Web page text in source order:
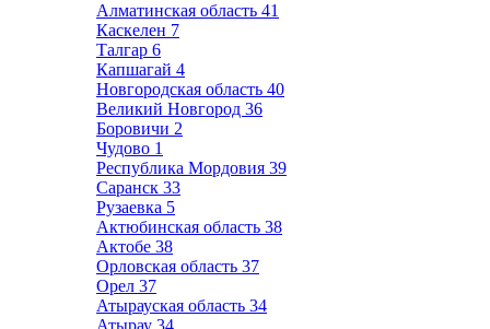
Алматинская область 41
Каскелен 7
Талгар 6
Капшагай 4
Новгородская область 40
Великий Новгород 36
Боровичи 2
Чудово 1
Республика Мордовия 39
Саранск 33
Рузаевка 5
Актюбинская область 38
Актобе 38
Орловская область 37
Орел 37
Атырауская область 34
Атырау 34